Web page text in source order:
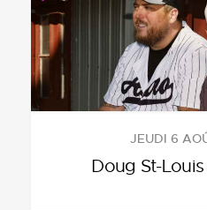
JEUDI 6
Doug St-